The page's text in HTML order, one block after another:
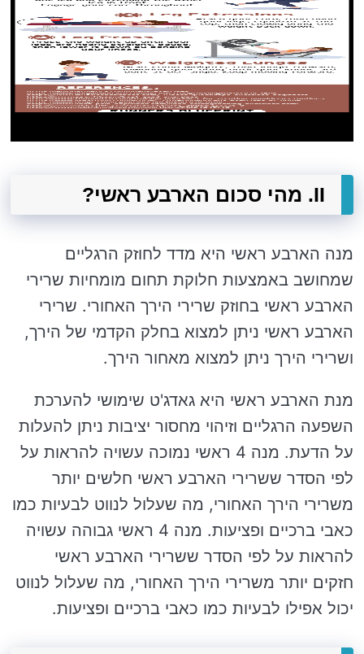
II. מהי סכום הארבע ראשי?
מנה הארבע ראשי היא מדד לחוזק הרגליים
שמחושב באמצעות חלוקת תחום מומחיות שרירי
הארבע ראשי בחוזק שרירי הירך האחורי. שרירי
הארבע ראשי ניתן למצוא בחלק הקדמי של הירך,
ושרירי הירך ניתן למצוא מאחור הירך.
מנת הארבע ראשי היא גאדג'ט שימושי להערכת
השפעה הרגליים וזיהוי מחסור יציבות ניתן להעלות
על הדעת. מנה 4 ראשי נמוכה עשויה להראות על
לפי הסדר ששרירי הארבע ראשי חלשים יותר
משרירי הירך האחורי, מה שעלול לנווט לבעיות כמו
כאבי ברכיים ופציעות. מנה 4 ראשי גבוהה עשויה
להראות על לפי הסדר ששרירי הארבע ראשי
חזקים יותר משרירי הירך האחורי, מה שעלול לנווט
יכול אפילו לבעיות כמו כאבי ברכיים ופציעות.